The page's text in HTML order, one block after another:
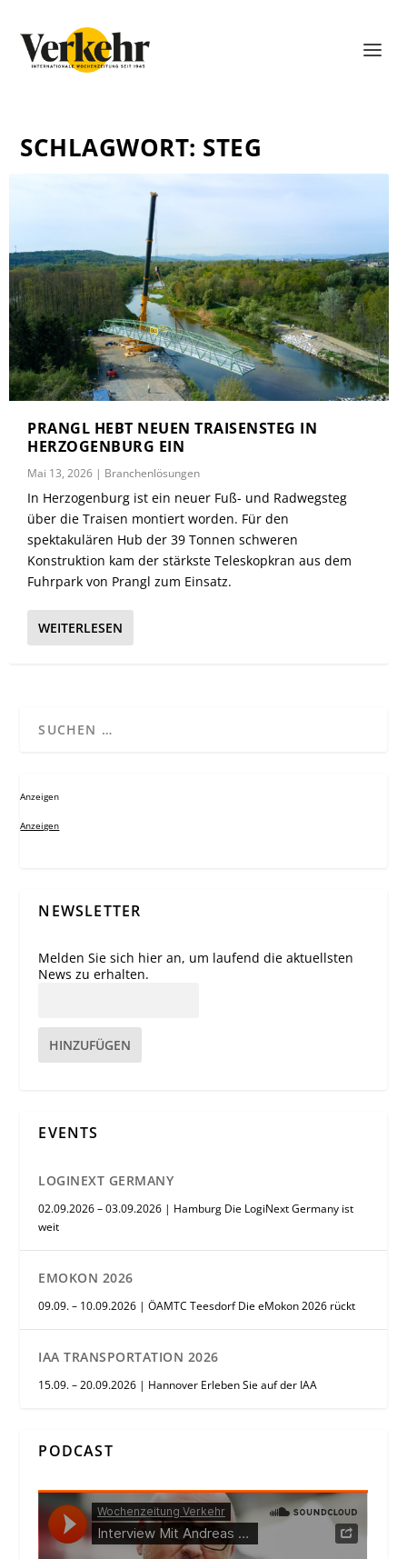
SCHLAGWORT: STEG
PRANGL HEBT NEUEN TRAISENSTEG IN
HERZOGENBURG EIN
Mai 13, 2026 | Branchenlösungen
In Herzogenburg ist ein neuer Fuß- und Radwegsteg
über die Traisen montiert worden. Für den
spektakulären Hub der 39 Tonnen schweren
Konstruktion kam der stärkste Teleskopkran aus dem
Fuhrpark von Prangl zum Einsatz.
WEITERLESEN
Anzeigen
Anzeigen
NEWSLETTER
Melden Sie sich hier an, um laufend die aktuellsten
News zu erhalten.
HINZUFÜGEN
EVENTS
LOGINEXT GERMANY
02.09.2026 – 03.09.2026 | Hamburg Die LogiNext Germany ist
weit
EMOKON 2026
09.09. – 10.09.2026 | ÖAMTC Teesdorf Die eMokon 2026 rückt
IAA TRANSPORTATION 2026
15.09. – 20.09.2026 | Hannover Erleben Sie auf der IAA
PODCAST